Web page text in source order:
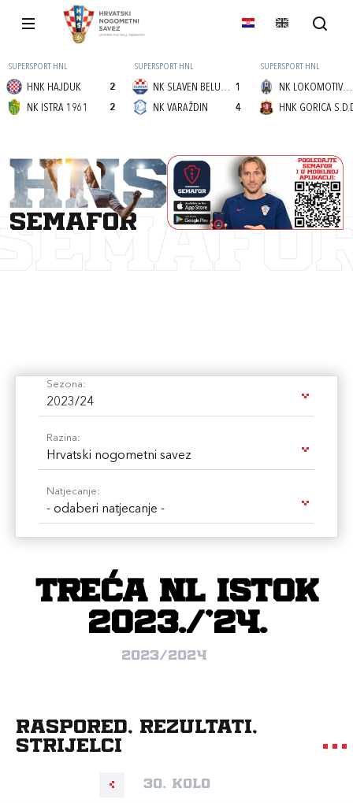
SUPERSPORT HNL
HNK HAJDUK
2
2
NK ISTRA 1961
SUPERSPORT HNL
NK SLAVEN BELUPO 1
4
NK VARAŽDIN
SUPERSPORT HNL
NK LOKOMOTIVA (Z)
HNK GORICA
semafor
Sezona:
2023/24
Razina:
Hrvatski nogometni savez
Natjecanje:
- odaberi natjecanje -
Treća NL Istok
2023./'24.
2023/2024
Raspored, rezultati,
strijelci
30. kolo